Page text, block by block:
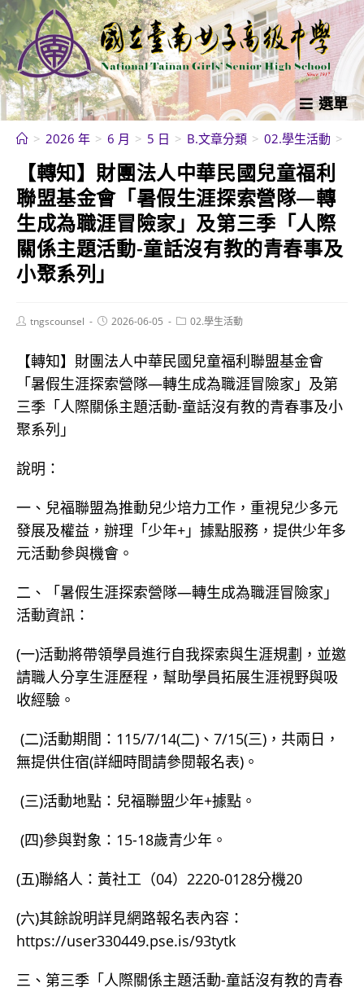
跳
轉
至
主
要
內
選單
> 2026 年 > 6 月 > 5 日 > B.文章分類 > 02.學生活動 >
【轉知】財團法人中華民國兒童福利
聯盟基金會「暑假生涯探索營隊—轉
生成為職涯冒險家」及第三季「人際
關係主題活動-童話沒有教的青春事及
小聚系列」
Posttngscounsel
Post2026-06-05
Post02.學生活動
【轉知】財團法人中華民國兒童福利聯盟基金會
「暑假生涯探索營隊—轉生成為職涯冒險家」及第
三季「人際關係主題活動-童話沒有教的青春事及小
聚系列」
說明：
一、兒福聯盟為推動兒少培力工作，重視兒少多元
發展及權益，辦理「少年+」據點服務，提供少年多
元活動參與機會。
二、「暑假生涯探索營隊—轉生成為職涯冒險家」
活動資訊：
(一)活動將帶領學員進行自我探索與生涯規劃，並邀
請職人分享生涯歷程，幫助學員拓展生涯視野與吸
收經驗。
(二)活動期間：115/7/14(二)、7/15(三)，共兩日，
無提供住宿(詳細時間請參閱報名表)。
(三)活動地點：兒福聯盟少年+據點。
(四)參與對象：15-18歲青少年。
(五)聯絡人：黃社工（04）2220-0128分機20
(六)其餘說明詳見網路報名表內容：
https://user330449.pse.is/93tytk
三、第三季「人際關係主題活動-童話沒有教的青春